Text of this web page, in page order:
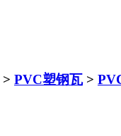
> PVC塑钢瓦>